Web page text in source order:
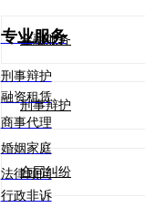
金融服务
刑事辩护
合同纠纷
专业服务
刑事辩护
融资租赁
商事代理
婚姻家庭
法律顾问
行政非诉